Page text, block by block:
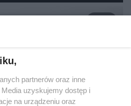
partnerów oraz inne
uzyskujemy dostęp i
na urządzeniu oraz